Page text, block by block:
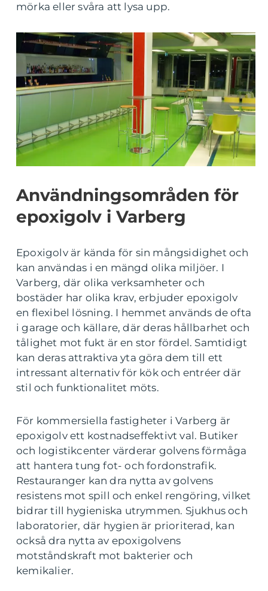
mörka eller svåra att lysa upp.
Användningsområden för
epoxigolv i Varberg
Epoxigolv är kända för sin mångsidighet och
kan användas i en mängd olika miljöer. I
Varberg, där olika verksamheter och
bostäder har olika krav, erbjuder epoxigolv
en flexibel lösning. I hemmet används de ofta
i garage och källare, där deras hållbarhet och
tålighet mot fukt är en stor fördel. Samtidigt
kan deras attraktiva yta göra dem till ett
intressant alternativ för kök och entréer där
stil och funktionalitet möts.
För kommersiella fastigheter i Varberg är
epoxigolv ett kostnadseffektivt val. Butiker
och logistikcenter värderar golvens förmåga
att hantera tung fot- och fordonstrafik.
Restauranger kan dra nytta av golvens
resistens mot spill och enkel rengöring, vilket
bidrar till hygieniska utrymmen. Sjukhus och
laboratorier, där hygien är prioriterad, kan
också dra nytta av epoxigolvens
motståndskraft mot bakterier och
kemikalier.